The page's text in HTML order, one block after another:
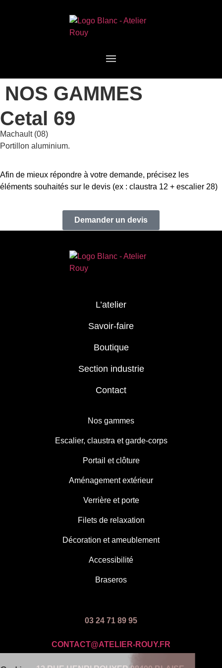
NOS GAMMES
Cetal 69
Machault (08)
Portillon aluminium.
Afin de mieux répondre à votre demande, précisez les
éléments souhaités sur le devis (ex : claustra 12 + escalier 28)
Demander un devis
L’atelier
Savoir-faire
Boutique
Section industrie
Contact
Nos gammes
Escalier, claustra et garde-corps
Portail et clôture
Aménagement extérieur
Verrière et porte
Filets de relaxation
Décoration et ameublement
Accessibilité
Braseros
03 24 71 89 95
CONTACT@ATELIER-ROUY.FR